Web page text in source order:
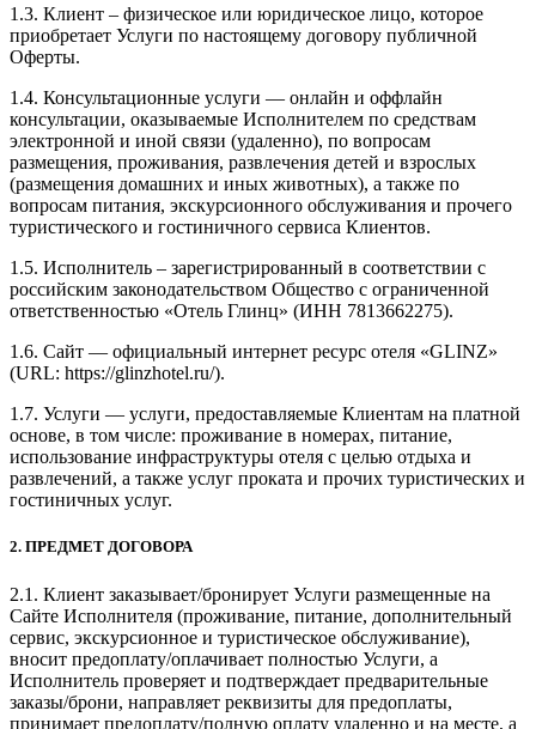
1.3. Клиент – физическое или юридическое лицо, которое
приобретает Услуги по настоящему договору публичной
Оферты.
1.4. Консультационные услуги — онлайн и оффлайн
консультации, оказываемые Исполнителем по средствам
электронной и иной связи (удаленно), по вопросам
размещения, проживания, развлечения детей и взрослых
(размещения домашних и иных животных), а также по
вопросам питания, экскурсионного обслуживания и прочего
туристического и гостиничного сервиса Клиентов.
1.5. Исполнитель – зарегистрированный в соответствии с
российским законодательством Общество с ограниченной
ответственностью «Отель Глинц» (ИНН 7813662275).
1.6. Сайт — официальный интернет ресурс отеля «GLINZ»
(URL: https://glinzhotel.ru/).
1.7. Услуги — услуги, предоставляемые Клиентам на платной
основе, в том числе: проживание в номерах, питание,
использование инфраструктуры отеля с целью отдыха и
развлечений, а также услуг проката и прочих туристических и
гостиничных услуг.
2. ПРЕДМЕТ ДОГОВОРА
2.1. Клиент заказывает/бронирует Услуги размещенные на
Сайте Исполнителя (проживание, питание, дополнительный
сервис, экскурсионное и туристическое обслуживание),
вносит предоплату/оплачивает полностью Услуги, а
Исполнитель проверяет и подтверждает предварительные
заказы/брони, направляет реквизиты для предоплаты,
принимает предоплату/полную оплату удаленно и на месте, а